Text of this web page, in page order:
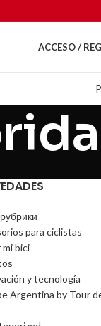
ACCESO /
para ciclistas
mi bici
y tecnología
Argentina by Tour